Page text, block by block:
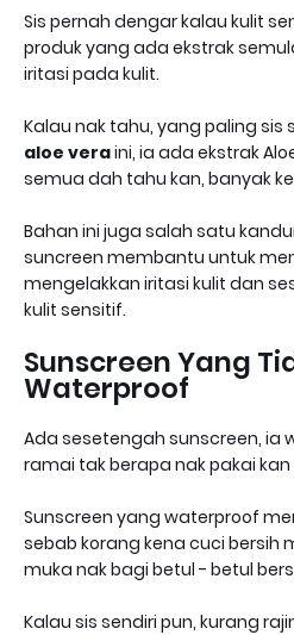
Sis pernah dengar kalau kulit
produk yang ada ekstrak
iritasi pada kulit.
Kalau nak tahu, yang paling sis
aloe veraini, ia ada ekstrak
semua dah tahu kan, banyak
Bahan ini juga salah satu
suncreen membantu untuk
mengelakkan iritasi kulit dan
kulit sensitif.
Sunscreen Yang
Waterproof
Ada sesetengah sunscreen, ia
ramai tak berapa nak pakai kan
Sunscreen yang waterproof
sebab korang kena cuci bersih
muka nak bagi betul - betul
Kalau sis sendiri pun, kurang